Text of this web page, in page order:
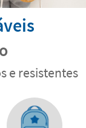
e resistentes